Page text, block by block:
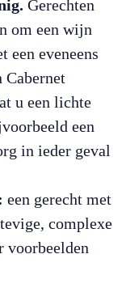
Gerechten
om een wijn
een eveneens
Cabernet
u een lichte
een
in ieder geval
een gerecht met
complexe